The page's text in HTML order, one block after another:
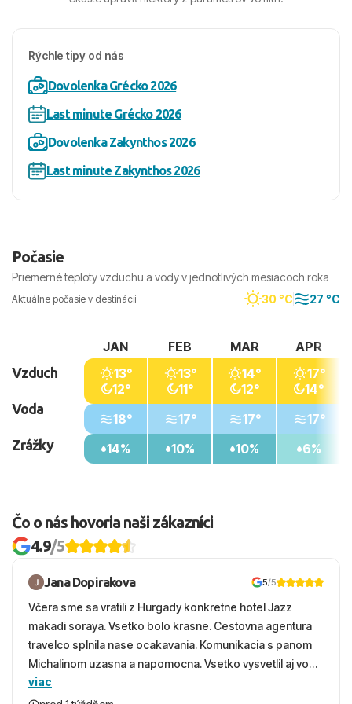
Rýchle tipy od nás
Dovolenka Grécko 2026
Last minute Grécko 2026
Dovolenka Zakynthos 2026
Last minute Zakynthos 2026
Počasie
Priemerné teploty vzduchu a vody v jednotlivých mesiacoch roka
Aktuálne počasie v destinácii 30 °C 27 °C
Vzduch
Voda
Zrážky
JAN
13°
12°
18°
14%
FEB
13°
11°
17°
10%
MAR
14°
12°
17°
10%
APR
17°
14°
17°
6%
Čo o nás hovoria naši zákazníci
4.9/5
Jana Dopirakova 5/5
Včera sme sa vratili z Hurgady konkretne hotel Jazz
makadi soraya. Vsetko bolo krasne. Cestovna agentura
travelco splnila nase ocakavania. Komunikacia s panom
Michalinom uzasna a napomocna. Vsetko vysvetlil aj vo
vecernych hodinach zaco sa ospravedlnujem. Hotel
krasny, cisty. Sluzby top. Strava, prostredie, more,
viac